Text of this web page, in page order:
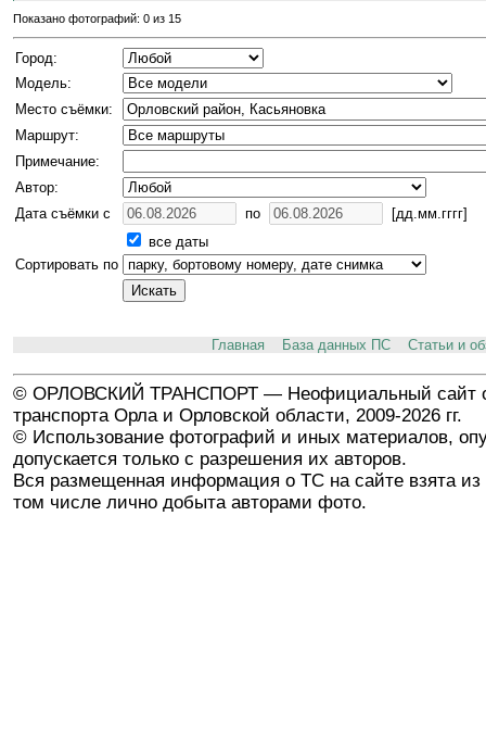
Показано фотографий: 0 из 15
Город:
Модель:
Место съёмки:
Маршрут:
Примечание:
Автор:
Дата съёмки с
по
[дд.мм.гггг]
все даты
Сортировать по
Главная База данных ПС Статьи и
© ОРЛОВСКИЙ ТРАНСПОРТ — Неофициальный сайт
транспорта Орла и Орловской области, 2009-2026 гг.
© Использование фотографий и иных материалов,
допускается только с разрешения их авторов.
Вся размещенная информация о ТС на сайте взята из
том числе лично добыта авторами фото.